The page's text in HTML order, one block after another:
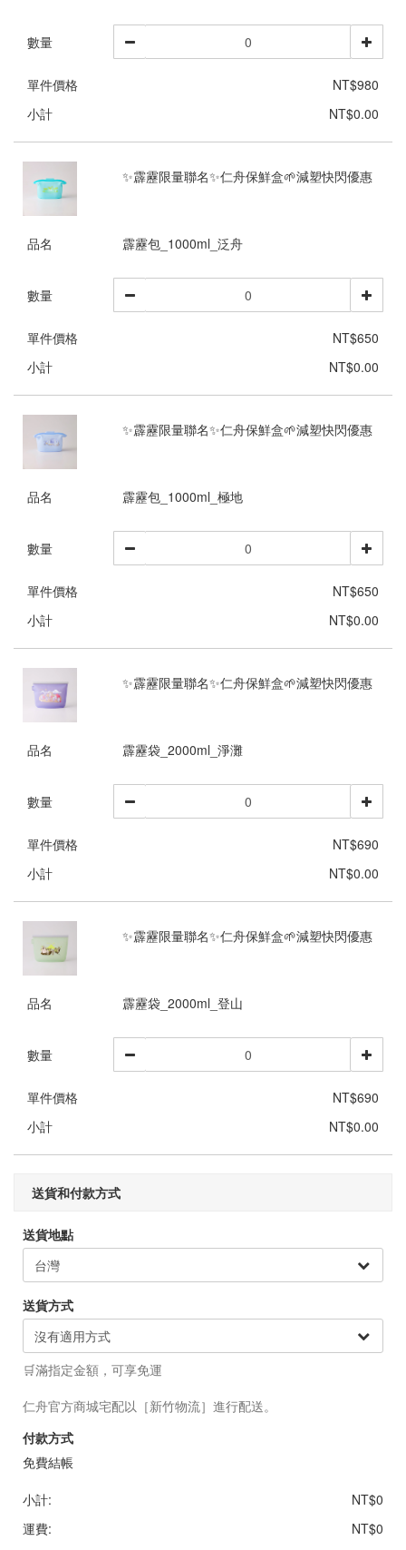
數量
單件價格
NT$980
小計
NT$0.00
✨霹靂限量聯名✨仁舟保鮮盒🌱減塑快閃優惠
品名 霹靂包_1000ml_泛舟
數量
單件價格
NT$650
小計
NT$0.00
✨霹靂限量聯名✨仁舟保鮮盒🌱減塑快閃優惠
品名 霹靂包_1000ml_極地
數量
單件價格
NT$650
小計
NT$0.00
✨霹靂限量聯名✨仁舟保鮮盒🌱減塑快閃優惠
品名 霹靂袋_2000ml_淨灘
數量
單件價格
NT$690
小計
NT$0.00
✨霹靂限量聯名✨仁舟保鮮盒🌱減塑快閃優惠
品名 霹靂袋_2000ml_登山
數量
單件價格
NT$690
小計
NT$0.00
送貨和付款方式
送貨地點
送貨方式
🛒滿指定金額，可享免運
仁舟官方商城宅配以［新竹物流］進行配送。
付款方式
免費結帳
小計:
NT$0
運費:
NT$0